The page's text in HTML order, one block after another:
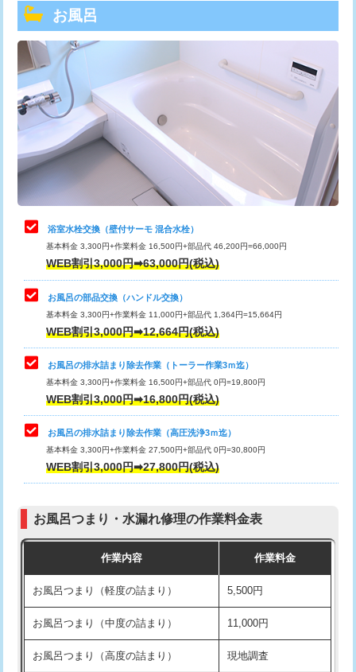
トーラー機使用/3mまで
追加トーラー機使用/3m超え
カメラ調査 33,000円
桝清掃 8,800円
止水・漏水調査・防水処理・清掃・修
理・調整・分解・加工など（軽作業）
止水・漏水調査・防水処理・清掃・修
理・調整・分解・加工など（中作業）
22,000円
止水・漏水調査・防水処理・清掃・修
理・調整・分解・加工など（重作業）
33,000円
トイレタンク脱着
トイレ便器脱着
タンクレストイレ脱着 33,000円
小便器トイレ脱着
その他部品の脱着 8,800円～
交換・取付（タンク）
交換・取付（普通便座） 11,000円+材料費
交換・取付（温水洗浄便座） 16,500円+材料費
交換・取付(単水栓（壁付・デッキ
式）)
13,200円+材料費
交換・取付(混合水栓（壁付・デッキ
式・ワンホール）)
16,500円+材料費
お風呂
浴室水栓交換（壁付サーモ 混合水栓）
基本料金 3,300円+作業料金 16,500円+部品代 46,200円=66,000円
WEB割引3,000円➡63,000円(税込)
お風呂の部品交換（ハンドル交換）
基本料金 3,300円+作業料金 11,000円+部品代 1,364円=15,664円
WEB割引3,000円➡12,664円(税込)
お風呂の排水詰まり除去作業（トーラー作業3ｍ迄）
基本料金 3,300円+作業料金 16,500円+部品代 0円=19,800円
WEB割引3,000円➡16,800円(税込)
お風呂の排水詰まり除去作業（高圧洗浄3ｍ迄）
基本料金 3,300円+作業料金 27,500円+部品代 0円=30,800円
WEB割引3,000円➡27,800円(税込)
お風呂つまり・水漏れ修理の作業料金表
作業内容 作業料金
お風呂つまり（軽度の詰まり） 5,500円
お風呂つまり（中度の詰まり） 11,000円
お風呂つまり（高度の詰まり） 現地調査